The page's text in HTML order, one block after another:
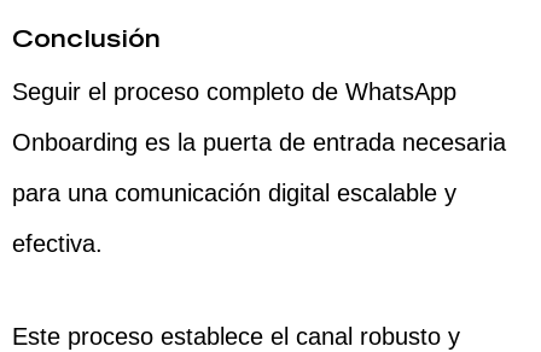
Conclusión
Seguir el proceso completo de WhatsApp
Onboarding es la puerta de entrada necesaria
para una comunicación digital escalable y
efectiva.
Este proceso establece el canal robusto y